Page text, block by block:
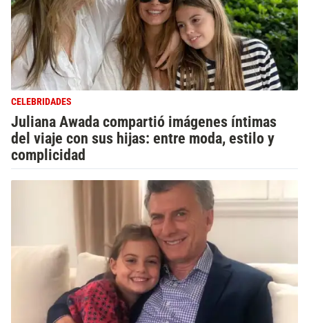
CELEBRIDADES
Juliana Awada compartió imágenes íntimas
del viaje con sus hijas: entre moda, estilo y
complicidad